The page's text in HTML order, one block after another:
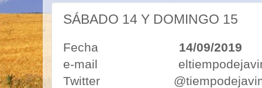
SÁBADO 14 Y DOMINGO 15
Fecha 14/09/2019
e-mail
Twitter